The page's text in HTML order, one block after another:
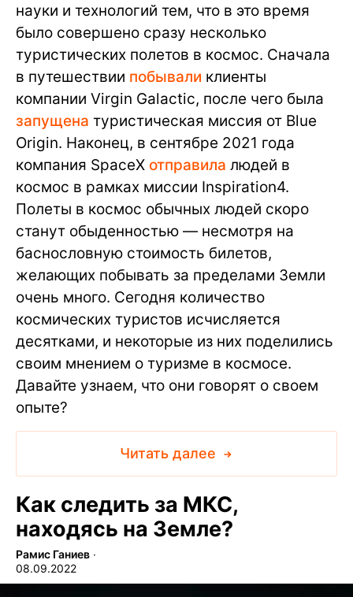
науки и технологий тем, что в это время
было совершено сразу несколько
туристических полетов в космос. Сначала
в путешествии побывали клиенты
компании Virgin Galactic, после чего была
запущена туристическая миссия от Blue
Origin. Наконец, в сентябре 2021 года
компания SpaceX отправила людей в
космос в рамках миссии Inspiration4.
Полеты в космос обычных людей скоро
станут обыденностью — несмотря на
баснословную стоимость билетов,
желающих побывать за пределами Земли
очень много. Сегодня количество
космических туристов исчисляется
десятками, и некоторые из них поделились
своим мнением о туризме в космосе.
Давайте узнаем, что они говорят о своем
опыте?
Читать далее
Как следить за МКС,
находясь на Земле?
Рамис Ганиев ∙
08.09.2022